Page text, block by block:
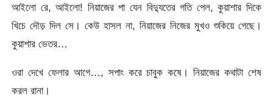
আইলো রে, আইলো! নিয়াজের পা যেন বিদ্যুতের গতি পেল, কুয়াশার দিকে
খিচে দৌড় দিল সে। কেউ হাসল না, নিয়াজের নিজের মুখও শুকিয়ে গেছে।
কুয়াশার ভেতর…
ওরা দেখে ফেলার আগে…, সপাং করে চাবুক কষে। নিয়াজের কথাটা শেষ
করল রানা।